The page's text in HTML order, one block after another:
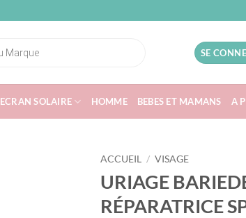
SE
ECRAN SOLAIRE HOMME BEBES ET MAMANS A
ACCUEIL / VISAGE
URIAGE
RÉPARATRICE